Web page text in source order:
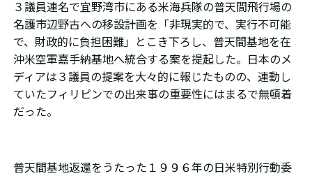
３議員連名で宜野湾市にある米海兵隊の普天間飛行場の
名護市辺野古への移設計画を「非現実的で、実行不可能
で、財政的に負担困難」とこき下ろし、普天間基地を在
沖米空軍嘉手納基地へ統合する案を提起した。日本のメ
ディアは３議員の提案を大々的に報じたものの、連動し
ていたフィリピンでの出来事の重要性にはまるで無頓着
だった。
普天間基地返還をうたった１９９６年の日米特別行動委